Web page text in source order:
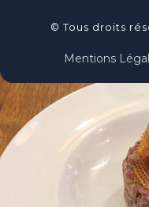
© Tous droits
Mentions